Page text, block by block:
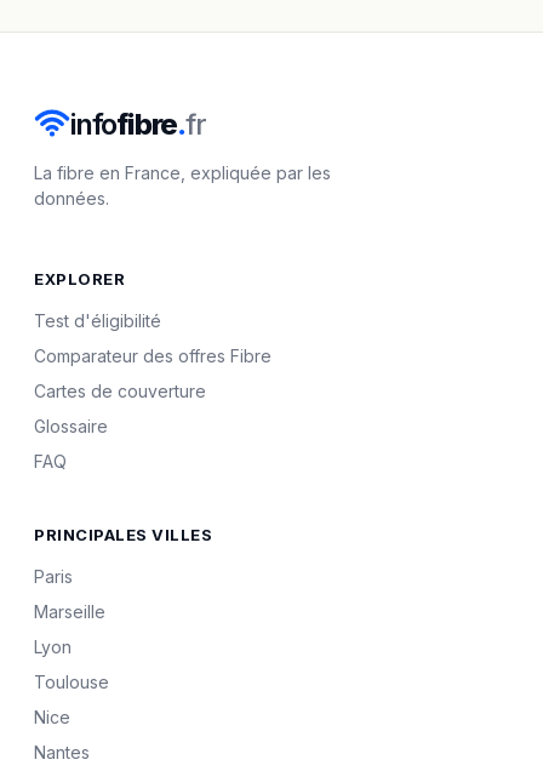
infofibre.fr
La fibre en France, expliquée par les
données.
EXPLORER
Test d'éligibilité
Comparateur des offres Fibre
Cartes de couverture
Glossaire
FAQ
PRINCIPALES VILLES
Paris
Marseille
Lyon
Toulouse
Nice
Nantes